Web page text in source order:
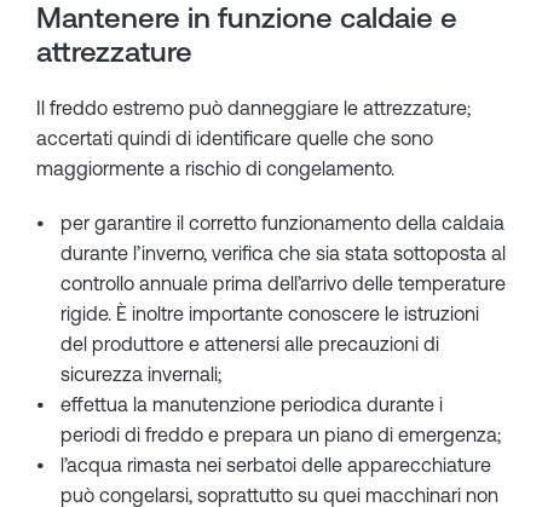
Mantenere in funzione caldaie e
attrezzature
Il freddo estremo può danneggiare le attrezzature;
accertati quindi di identificare quelle che sono
maggiormente a rischio di congelamento.
per garantire il corretto funzionamento della caldaia
durante l’inverno, verifica che sia stata sottoposta al
controllo annuale prima dell’arrivo delle temperature
rigide. È inoltre importante conoscere le istruzioni
del produttore e attenersi alle precauzioni di
sicurezza invernali;
effettua la manutenzione periodica durante i
periodi di freddo e prepara un piano di emergenza;
l’acqua rimasta nei serbatoi delle apparecchiature
può congelarsi, soprattutto su quei macchinari non